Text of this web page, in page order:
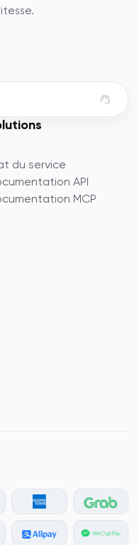
du service
API
MCP